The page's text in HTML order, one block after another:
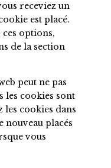
receviez un
est placé.
options,
de la section
peut ne pas
les cookies sont
les cookies dans
nouveau placés
vous